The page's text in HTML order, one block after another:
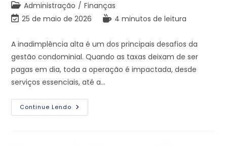
Administração / Finanças
25 de maio de 2026
4 minutos de leitura
A inadimplência alta é um dos principais desafios da
gestão condominial. Quando as taxas deixam de ser
pagas em dia, toda a operação é impactada, desde
serviços essenciais, até a…
Continue Lendo